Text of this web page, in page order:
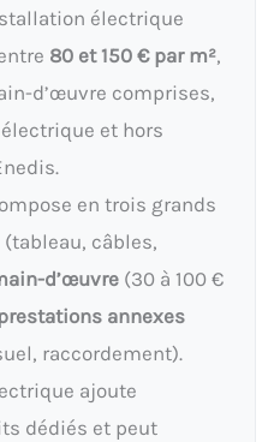
électrique
80 et 150 € par m²,
d’œuvre comprises,
et hors
en trois grands
(tableau, câbles,
d’œuvre (30 à 100 €
annexes
raccordement).
ajoute
dédiés et peut